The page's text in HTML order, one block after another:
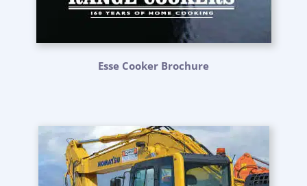
Esse Cooker Brochure